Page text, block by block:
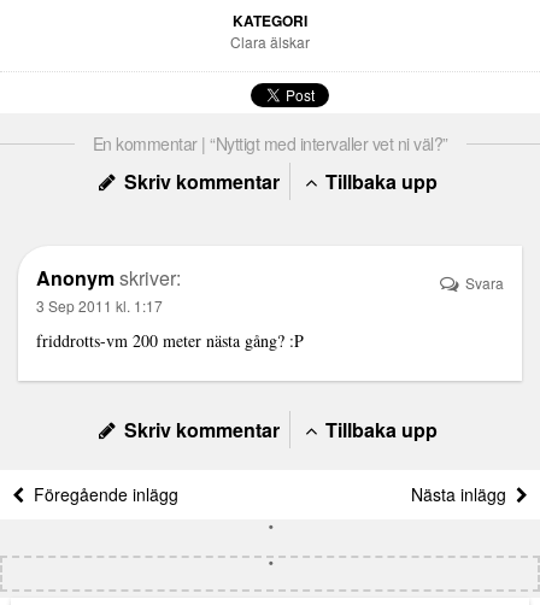
KATEGORI
Clara älskar
En kommentar | “Nyttigt med intervaller vet ni väl?”
Skriv kommentar Tillbaka upp
Anonymskriver:
3 Sep 2011 kl. 1:17
friddrotts-vm 200 meter nästa gång? :P
Svara
Skriv kommentar Tillbaka upp
Föregående inlägg Nästa inlägg